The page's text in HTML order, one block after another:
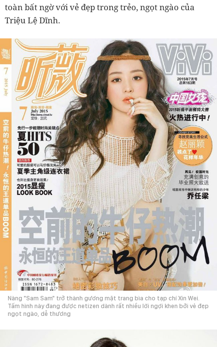
toàn bất ngờ với vẻ đẹp trong trẻo, ngọt ngào của
Triệu Lệ Dĩnh.
Nàng "Sam Sam" trở thành gương mặt trang bìa cho tạp chí Xin Wei.
Tấm hình này đang được netizen dành rất nhiều lời ngợi khen bởi vẻ đẹp
ngọt ngào, dễ thương